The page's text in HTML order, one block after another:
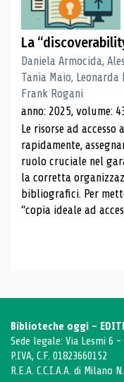
La
Daniela Armocida,
Tania Maio,
Frank Rogani
anno: 2025, volume:
Le risorse ad accesso
rapidamente,
ruolo cruciale nel
la corretta
bibliografici. Per
“copia ideale ad
Biblioteche oggi -
Sede legale: Via Lesmi 6
P.IVA, C.F. 01823660152
R.E.A. C.C.I.A.A. di Milano